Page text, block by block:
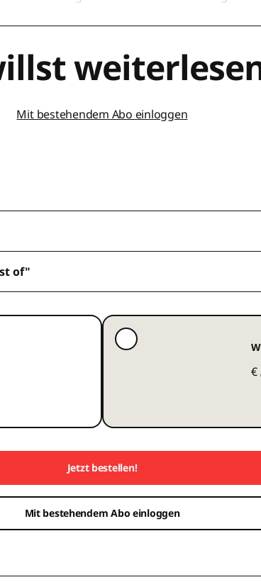
Mit bestehendem Abo einloggen
of"
€
Jetzt bestellen!
Mit bestehendem Abo einloggen